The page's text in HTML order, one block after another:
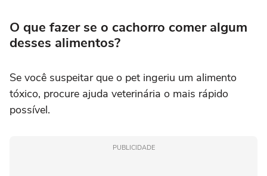
O que fazer se o cachorro comer algum
desses alimentos?
Se você suspeitar que o pet ingeriu um alimento
tóxico, procure ajuda veterinária o mais rápido
possível.
PUBLICIDADE